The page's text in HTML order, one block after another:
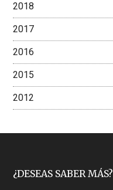
2018
2017
2016
2015
2012
Footer
¿DESEAS SABER MÁS?